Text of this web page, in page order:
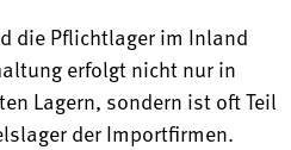
die Pflichtlager im Inland
erfolgt nicht nur in
Lagern, sondern ist oft Teil
der Importfirmen.